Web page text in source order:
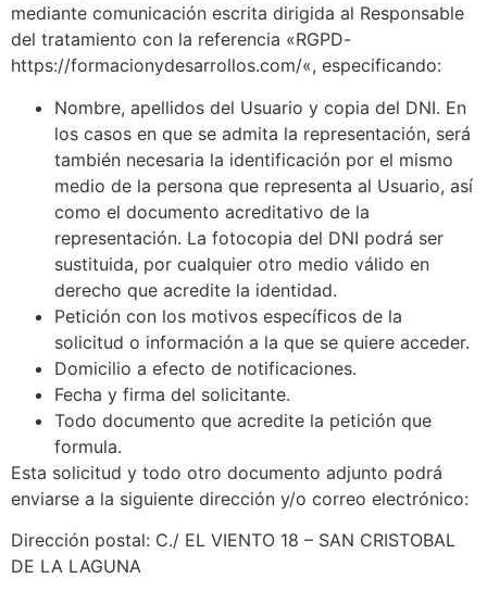
mediante comunicación escrita dirigida al Responsable
del tratamiento con la referencia «RGPD-
https://formacionydesarrollos.com/«, especificando:
Nombre, apellidos del Usuario y copia del DNI. En
los casos en que se admita la representación, será
también necesaria la identificación por el mismo
medio de la persona que representa al Usuario, así
como el documento acreditativo de la
representación. La fotocopia del DNI podrá ser
sustituida, por cualquier otro medio válido en
derecho que acredite la identidad.
Petición con los motivos específicos de la
solicitud o información a la que se quiere acceder.
Domicilio a efecto de notificaciones.
Fecha y firma del solicitante.
Todo documento que acredite la petición que
formula.
Esta solicitud y todo otro documento adjunto podrá
enviarse a la siguiente dirección y/o correo electrónico:
Dirección postal: C./ EL VIENTO 18 – SAN CRISTOBAL
DE LA LAGUNA